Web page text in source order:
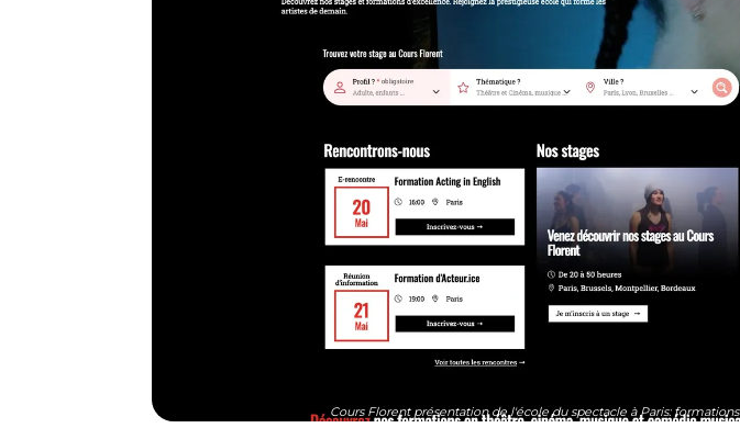
Cours Florent présentation de l'école du spectacle à Paris: formations